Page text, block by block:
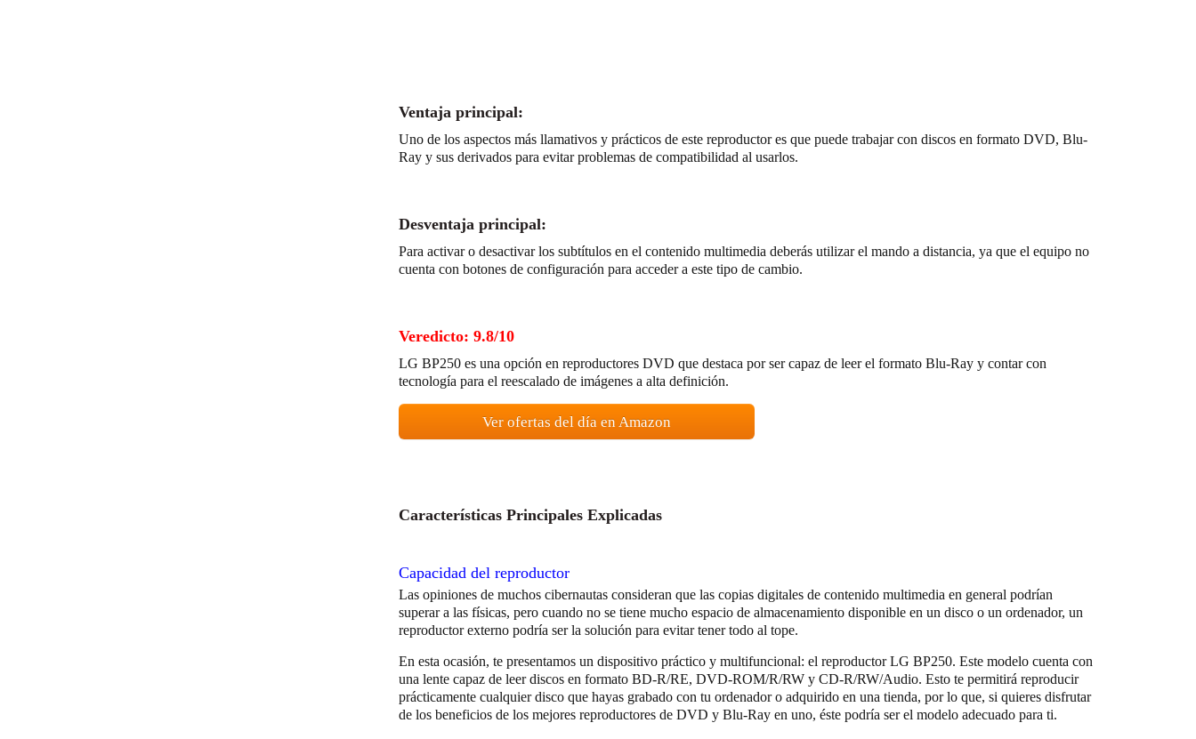
Ventaja principal:
Uno de los aspectos más llamativos y prácticos de este reproductor es que puede trabajar con discos en formato DVD, Blu-
Ray y sus derivados para evitar problemas de compatibilidad al usarlos.
Desventaja principal:
Para activar o desactivar los subtítulos en el contenido multimedia deberás utilizar el mando a distancia, ya que el equipo no
cuenta con botones de configuración para acceder a este tipo de cambio.
Veredicto: 9.8/10
LG BP250 es una opción en reproductores DVD que destaca por ser capaz de leer el formato Blu-Ray y contar con
tecnología para el reescalado de imágenes a alta definición.
Ver ofertas del día en Amazon
Características Principales Explicadas
Capacidad del reproductor
Las opiniones de muchos cibernautas consideran que las copias digitales de contenido multimedia en general podrían
superar a las físicas, pero cuando no se tiene mucho espacio de almacenamiento disponible en un disco o un ordenador, un
reproductor externo podría ser la solución para evitar tener todo al tope.
En esta ocasión, te presentamos un dispositivo práctico y multifuncional: el reproductor LG BP250. Este modelo cuenta con
una lente capaz de leer discos en formato BD-R/RE, DVD-ROM/R/RW y CD-R/RW/Audio. Esto te permitirá reproducir
prácticamente cualquier disco que hayas grabado con tu ordenador o adquirido en una tienda, por lo que, si quieres disfrutar
de los beneficios de los mejores reproductores de DVD y Blu-Ray en uno, éste podría ser el modelo adecuado para ti.